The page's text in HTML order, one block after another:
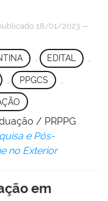
18/01/2023 —
, EDITAL ,
, PPGCS
/ PRPPG
e Pós-
no Exterior
em